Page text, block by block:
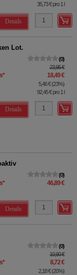
35,73 €pro 1 l
Details
Lot.
0
23,95 €
* 18,49 €
5,46 €(23%)
92,45 €pro 1 l
Details
0
* 46,89 €
Details
0
10,90 €
* 8,72 €
2,18 €(20%)